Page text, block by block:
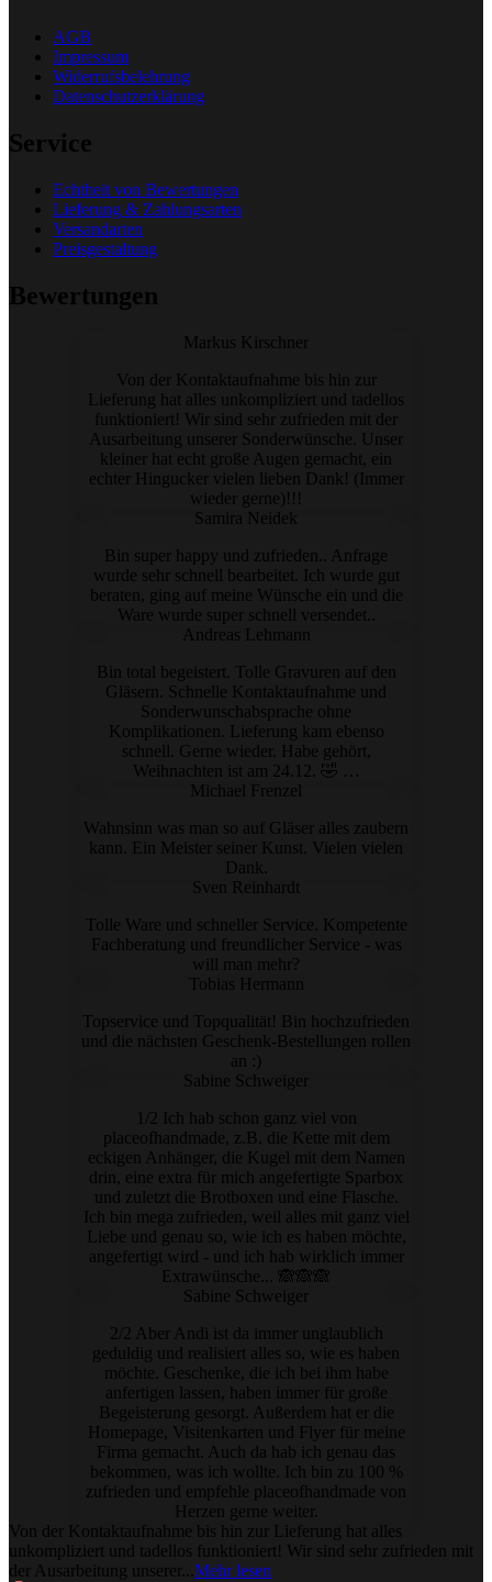
AGB
Impressum
Widerrufsbelehrung
Datenschutzerklärung
Service
Echtheit von Bewertungen
Lieferung & Zahlungsarten
Versandarten
Preisgestaltung
Bewertungen
Markus Kirschner
Von der Kontaktaufnahme bis hin zur
Lieferung hat alles unkompliziert und tadellos
funktioniert! Wir sind sehr zufrieden mit der
Ausarbeitung unserer Sonderwünsche. Unser
kleiner hat echt große Augen gemacht, ein
echter Hingucker vielen lieben Dank! (Immer
wieder gerne)!!!
Samira Neidek
Bin super happy und zufrieden.. Anfrage
wurde sehr schnell bearbeitet. Ich wurde gut
beraten, ging auf meine Wünsche ein und die
Ware wurde super schnell versendet..
Andreas Lehmann
Bin total begeistert. Tolle Gravuren auf den
Gläsern. Schnelle Kontaktaufnahme und
Sonderwunschabsprache ohne
Komplikationen. Lieferung kam ebenso
schnell. Gerne wieder. Habe gehört,
Weihnachten ist am 24.12. 🤣 …
Michael Frenzel
Wahnsinn was man so auf Gläser alles zaubern
kann. Ein Meister seiner Kunst. Vielen vielen
Dank.
Sven Reinhardt
Tolle Ware und schneller Service. Kompetente
Fachberatung und freundlicher Service - was
will man mehr?
Tobias Hermann
Topservice und Topqualität! Bin hochzufrieden
und die nächsten Geschenk-Bestellungen rollen
an :)
Sabine Schweiger
1/2 Ich hab schon ganz viel von
placeofhandmade, z.B. die Kette mit dem
eckigen Anhänger, die Kugel mit dem Namen
drin, eine extra für mich angefertigte Sparbox
und zuletzt die Brotboxen und eine Flasche.
Ich bin mega zufrieden, weil alles mit ganz viel
Liebe und genau so, wie ich es haben möchte,
angefertigt wird - und ich hab wirklich immer
Extrawünsche... 🙈🙈🙈
Sabine Schweiger
2/2 Aber Andi ist da immer unglaublich
geduldig und realisiert alles so, wie es haben
möchte. Geschenke, die ich bei ihm habe
anfertigen lassen, haben immer für große
Begeisterung gesorgt. Außerdem hat er die
Homepage, Visitenkarten und Flyer für meine
Firma gemacht. Auch da hab ich genau das
bekommen, was ich wollte. Ich bin zu 100 %
zufrieden und empfehle placeofhandmade von
Herzen gerne weiter.
Von der Kontaktaufnahme bis hin zur Lieferung hat alles
unkompliziert und tadellos funktioniert! Wir sind sehr zufrieden mit
der Ausarbeitung unserer... Mehr lesen